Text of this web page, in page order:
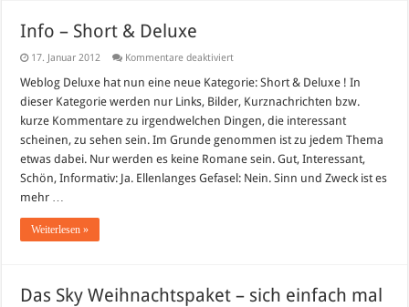
Info – Short & Deluxe
17. Januar 2012 Kommentare deaktiviertfür
–
Short
&
Deluxe
Weblog Deluxe hat nun eine neue Kategorie: Short & Deluxe ! In
dieser Kategorie werden nur Links, Bilder, Kurznachrichten bzw.
kurze Kommentare zu irgendwelchen Dingen, die interessant
scheinen, zu sehen sein. Im Grunde genommen ist zu jedem Thema
etwas dabei. Nur werden es keine Romane sein. Gut, Interessant,
Schön, Informativ: Ja. Ellenlanges Gefasel: Nein. Sinn und Zweck ist es
mehr …
Weiterlesen »
Das Sky Weihnachtspaket – sich einfach mal